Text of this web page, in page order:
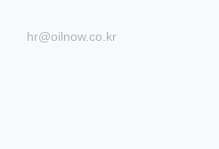
hr@oilnow.co.kr